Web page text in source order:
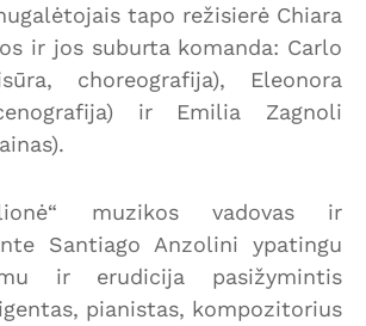
tapo režisierė Chiara
ir jos suburta komanda: Carlo
choreografija), Eleonora
ir Emilia Zagnoli
muzikos vadovas ir
Santiago Anzolini ypatingu
ir erudicija pasižymintis
pianistas, kompozitorius